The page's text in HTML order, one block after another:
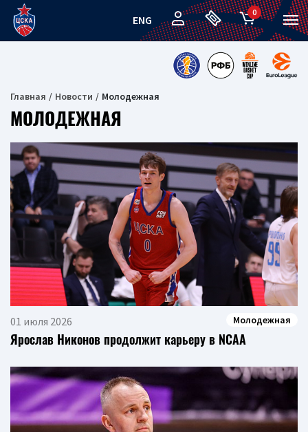
ENG
0
Главная Новости Молодежная
МОЛОДЕЖНАЯ
01 июля 2026 Молодежная
Ярослав Никонов продолжит карьеру в NCAA